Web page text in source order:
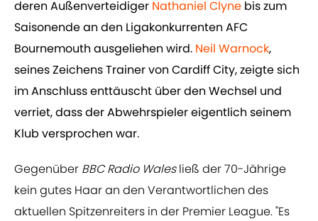
deren Außenverteidiger ​ Nathaniel Clyne bis zum
Saisonende an den Ligakonkurrenten AFC
Bournemouth ausgeliehen wird. ​ Neil Warnock,
seines Zeichens Trainer von Cardiff City, zeigte sich
im Anschluss enttäuscht über den Wechsel und
verriet, dass der Abwehrspieler eigentlich seinem
Klub versprochen war.
Gegenüber BBC Radio Walesließ der 70-Jährige
kein gutes Haar an den Verantwortlichen des
aktuellen Spitzenreiters in der Premier League. "Es